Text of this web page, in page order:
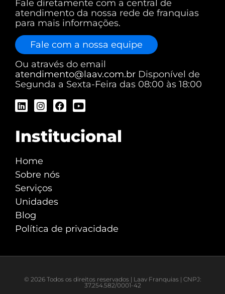
Fale diretamente com a central de
atendimento da nossa rede de franquias
para mais informações.
Fale com a nossa equipe
Ou através do email
atendimento@laav.com.br Disponível de
Segunda a Sexta-Feira das 08:00 às 18:00
Institucional
Home
Sobre nós
Serviços
Unidades
Blog
Política de privacidade
© 2026 Todos os direitos reservados | Laav Franquias | CNPJ:
37.254.582/0001-42